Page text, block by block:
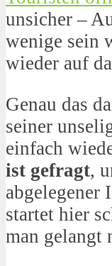
unsicher –
wenige sein
wieder auf
Genau das
seiner
einfach
ist gefragt,
abgelegener
startet hier
man gelangt